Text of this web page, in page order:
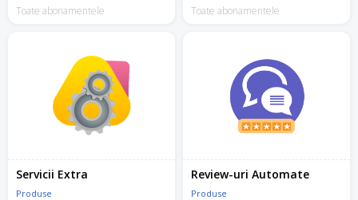
Toate abonamentele Toate abonamentele
Servicii Extra
Produse
Review-uri Automate
Produse